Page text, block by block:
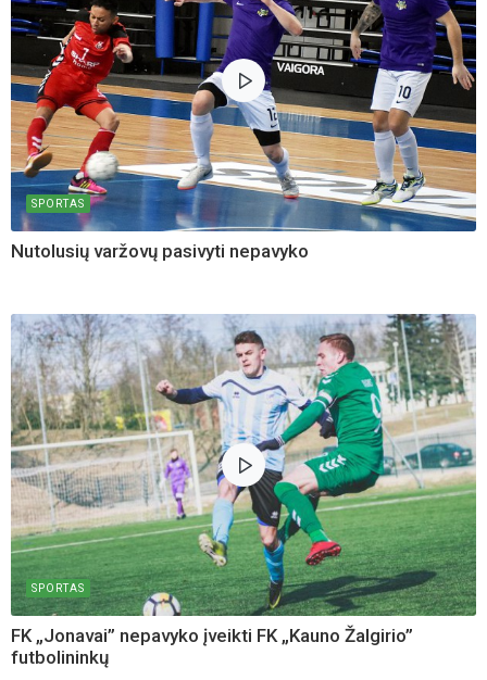
SPORTAS
Nutolusių varžovų pasivyti nepavyko
SPORTAS
FK „Jonavai” nepavyko įveikti FK „Kauno Žalgirio”
futbolininkų